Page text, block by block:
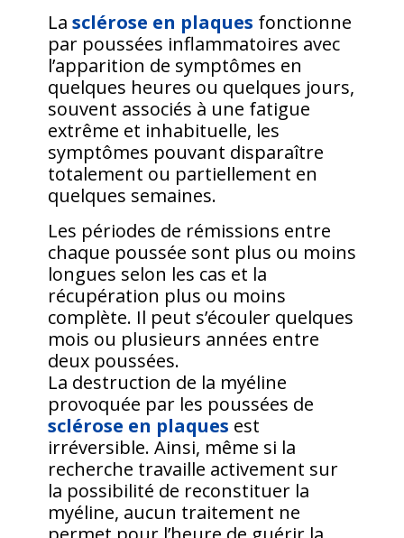
La sclérose en plaques fonctionne
par poussées inflammatoires avec
l’apparition de symptômes en
quelques heures ou quelques jours,
souvent associés à une fatigue
extrême et inhabituelle, les
symptômes pouvant disparaître
totalement ou partiellement en
quelques semaines.
Les périodes de rémissions entre
chaque poussée sont plus ou moins
longues selon les cas et la
récupération plus ou moins
complète. Il peut s’écouler quelques
mois ou plusieurs années entre
deux poussées.
La destruction de la myéline
provoquée par les poussées de
sclérose en plaques est
irréversible. Ainsi, même si la
recherche travaille activement sur
la possibilité de reconstituer la
myéline, aucun traitement ne